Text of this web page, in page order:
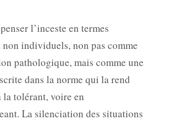
l’inceste en termes
individuels, non pas comme
pathologique, mais comme une
dans la norme qui la rend
la tolérant, voire en
La silenciation des situations